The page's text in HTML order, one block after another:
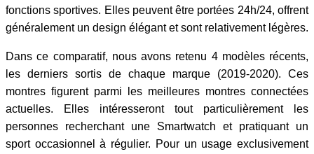
fonctions sportives. Elles peuvent être portées 24h/24, offrent
généralement un design élégant et sont relativement légères.
Dans ce comparatif, nous avons retenu 4 modèles récents,
les derniers sortis de chaque marque (2019-2020). Ces
montres figurent parmi les meilleures montres connectées
actuelles. Elles intéresseront tout particulièrement les
personnes recherchant une Smartwatch et pratiquant un
sport occasionnel à régulier. Pour un usage exclusivement